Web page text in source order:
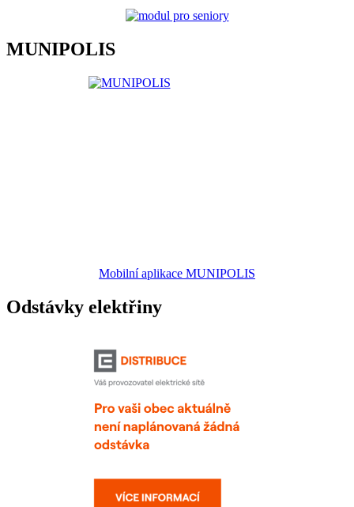
MUNIPOLIS
Mobilní aplikace MUNIPOLIS
Odstávky elektřiny